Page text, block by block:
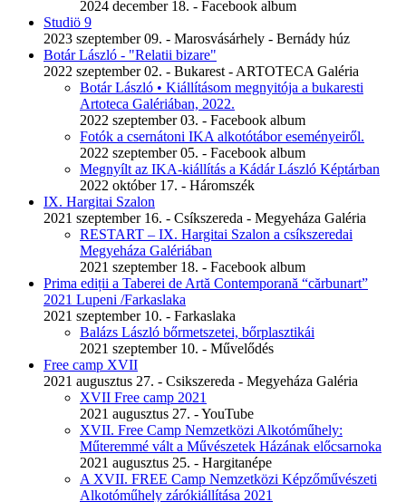
2024 december 18. - Facebook album
Studiö 9
2023 szeptember 09. - Marosvásárhely - Bernády húz
Botár László - "Relatii bizare"
2022 szeptember 02. - Bukarest - ARTOTECA Galéria
Botár László • Kiállításom megnyitója a bukaresti
Artoteca Galériában, 2022.
2022 szeptember 03. - Facebook album
Fotók a csernátoni IKA alkotótábor eseményeiről.
2022 szeptember 05. - Facebook album
Megnyílt az IKA-kiállítás a Kádár László Képtárban
2022 október 17. - Háromszék
IX. Hargitai Szalon
2021 szeptember 16. - Csíkszereda - Megyeháza Galéria
RESTART – IX. Hargitai Szalon a csíkszeredai
Megyeháza Galériában
2021 szeptember 18. - Facebook album
Prima ediții a Taberei de Artă Contemporană “cărbunart”
2021 Lupeni /Farkaslaka
2021 szeptember 10. - Farkaslaka
Balázs László bőrmetszetei, bőrplasztikái
2021 szeptember 10. - Művelődés
Free camp XVII
2021 augusztus 27. - Csikszereda - Megyeháza Galéria
XVII Free camp 2021
2021 augusztus 27. - YouTube
XVII. Free Camp Nemzetközi Alkotóműhely:
Műteremmé vált a Művészetek Házának előcsarnoka
2021 augusztus 25. - Hargitanépe
A XVII. FREE Camp Nemzetközi Képzőművészeti
Alkotóműhely zárókiállítása 2021